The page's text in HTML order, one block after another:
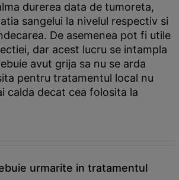
durerea data de tumoreta,
sangelui la nivelul respectiv si
De asemenea pot fi utile
dar acest lucru se intampla
avut grija sa nu se arda
pentru tratamentul local nu
calda decat cea folosita la
urmarite in tratamentul